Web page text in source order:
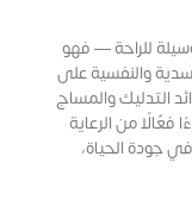
للراحة — فهو
والنفسية على
التدليك والمساج
من الرعاية
جودة الحياة،